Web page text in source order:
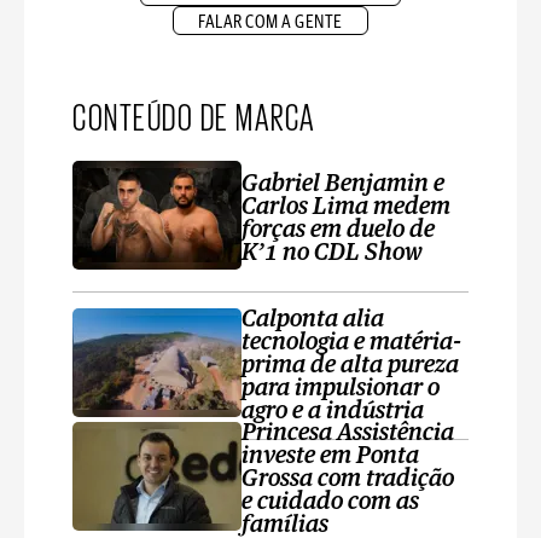
FALAR COM A GENTE
CONTEÚDO DE MARCA
Gabriel Benjamin e
Carlos Lima medem
forças em duelo de
K’1 no CDL Show
Calponta alia
tecnologia e matéria-
prima de alta pureza
para impulsionar o
agro e a indústria
Princesa Assistência
investe em Ponta
Grossa com tradição
e cuidado com as
famílias